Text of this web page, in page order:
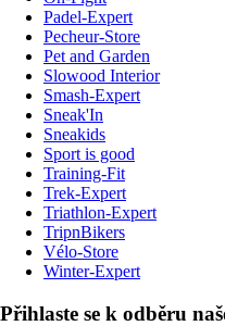
Padel-Expert
Pecheur-Store
Pet and Garden
Slowood Interior
Smash-Expert
Sneak'In
Sneakids
Sport is good
Training-Fit
Trek-Expert
Triathlon-Expert
TripnBikers
Vélo-Store
Winter-Expert
Přihlaste se k odběru